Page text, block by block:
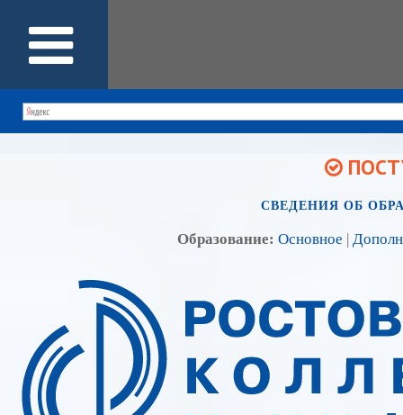
СВЕДЕНИЯ ОБ
Образование: Основное |